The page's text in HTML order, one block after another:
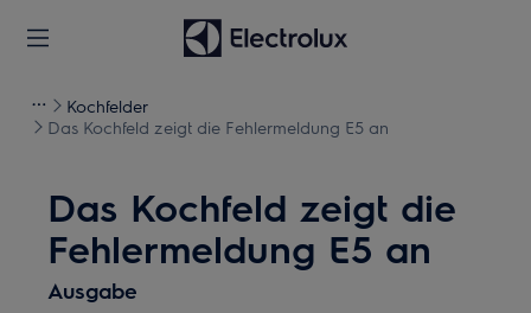
Kochfelder
Das Kochfeld zeigt die Fehlermeldung E5 an
Das Kochfeld zeigt die
Fehlermeldung E5 an
Ausgabe